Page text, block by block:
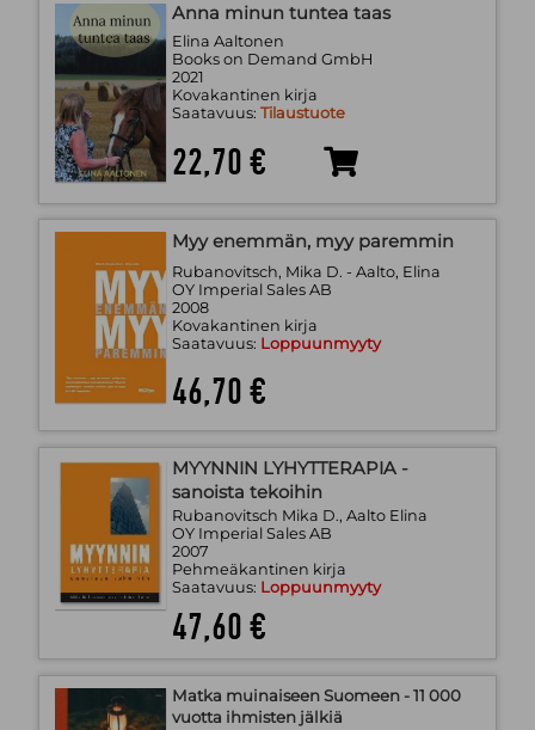
Anna minun tuntea taas
Elina Aaltonen
Books on Demand GmbH
2021
Kovakantinen kirja
Saatavuus: Tilaustuote
22,70 €
Myy enemmän, myy paremmin
Rubanovitsch, Mika D. - Aalto, Elina
OY Imperial Sales AB
2008
Kovakantinen kirja
Saatavuus: Loppuunmyyty
46,70 €
MYYNNIN LYHYTTERAPIA -
sanoista tekoihin
Rubanovitsch Mika D., Aalto Elina
OY Imperial Sales AB
2007
Pehmeäkantinen kirja
Saatavuus: Loppuunmyyty
47,60 €
Matka muinaiseen Suomeen - 11 000
vuotta ihmisten jälkiä